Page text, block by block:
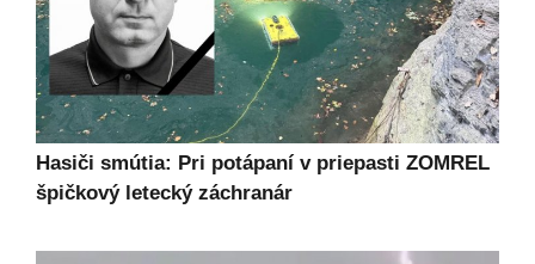
Hasiči smútia: Pri potápaní v priepasti ZOMREL
špičkový letecký záchranár